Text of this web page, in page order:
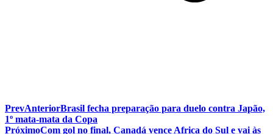
PrevAnteriorBrasil fecha preparação para duelo contra Japão,
1º mata-mata da Copa
PróximoCom gol no final, Canadá vence Africa do Sul e vai às